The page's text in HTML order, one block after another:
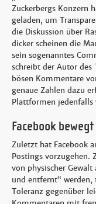
Zuckerbergs Konzern
geladen, um
die Diskussion über
dicker scheinen die
sein sogenanntes
schreibt der Autor des
bösen Kommentare
genaue Zahlen dazu
Plattformen jedenfalls
Facebook
Zuletzt hat Facebook
Postings vorzugehen.
von physischer
und entfernt“
Toleranz gegenüber